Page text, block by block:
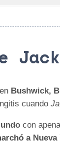
Bushwick,
cuando
con
a